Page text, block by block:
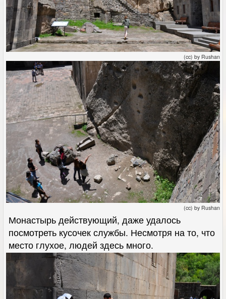
(cc) by Rushan
(cc) by Rushan
Монастырь действующий, даже удалось
посмотреть кусочек службы. Несмотря на то, что
место глухое, людей здесь много.